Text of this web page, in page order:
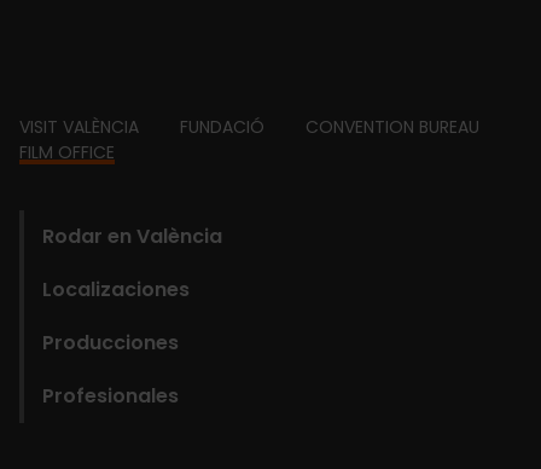
Footer
VISIT VALÈNCIA FUNDACIÓ
CONVENTION BUREAU
FILM OFFICE
Main
navigation
Film
Rodar en València
Localizaciones
Producciones
Profesionales